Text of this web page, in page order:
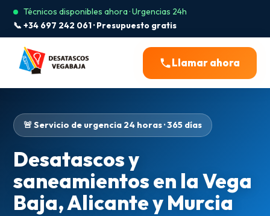
Técnicos disponibles ahora · Urgencias 24h
📞 +34 697 242 061 · Presupuesto gratis
Llamar ahora
🚨 Servicio de urgencia 24 horas · 365 días
Desatascos y
saneamientos en la Vega
Baja, Alicante y Murcia